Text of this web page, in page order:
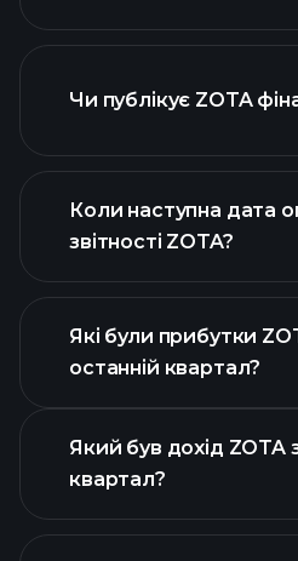
наш
Чи публікує ZOTA
фінансовими звітами
Коли наступна дата
звітності ZOTA?
Які були прибутки
останній квартал?
Який був дохід ZOTA
квартал?